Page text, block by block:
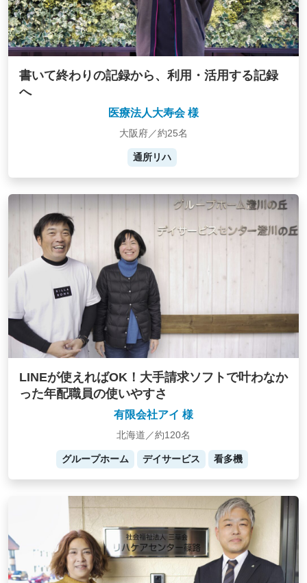
書いて終わりの記録から、利用・活用する記録
へ
医療法人大寿会 様
大阪府／約25名
通所リハ
LINEが使えればOK！大手請求ソフトで叶わなか
った年配職員の使いやすさ
有限会社アイ 様
北海道／約120名
グループホーム デイサービス 看多機